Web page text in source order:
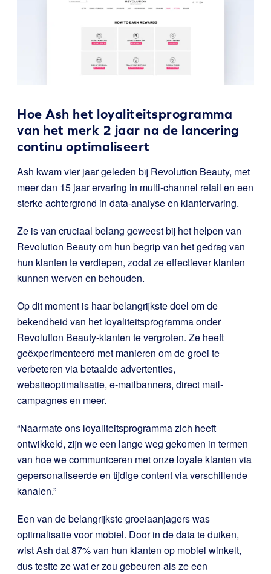
Hoe Ash het loyaliteitsprogramma
van het merk 2 jaar na de lancering
continu optimaliseert
Ash kwam vier jaar geleden bij Revolution Beauty, met
meer dan 15 jaar ervaring in multi-channel retail en een
sterke achtergrond in data-analyse en klantervaring.
Ze is van cruciaal belang geweest bij het helpen van
Revolution Beauty om hun begrip van het gedrag van
hun klanten te verdiepen, zodat ze effectiever klanten
kunnen werven en behouden.
Op dit moment is haar belangrijkste doel om de
bekendheid van het loyaliteitsprogramma onder
Revolution Beauty-klanten te vergroten. Ze heeft
geëxperimenteerd met manieren om de groei te
verbeteren via betaalde advertenties,
websiteoptimalisatie, e-mailbanners, direct mail-
campagnes en meer.
“Naarmate ons loyaliteitsprogramma zich heeft
ontwikkeld, zijn we een lange weg gekomen in termen
van hoe we communiceren met onze loyale klanten via
gepersonaliseerde en tijdige content via verschillende
kanalen.”
Een van de belangrijkste groeiaanjagers was
optimalisatie voor mobiel. Door in de data te duiken,
wist Ash dat 87% van hun klanten op mobiel winkelt,
dus testte ze wat er zou gebeuren als zeeen